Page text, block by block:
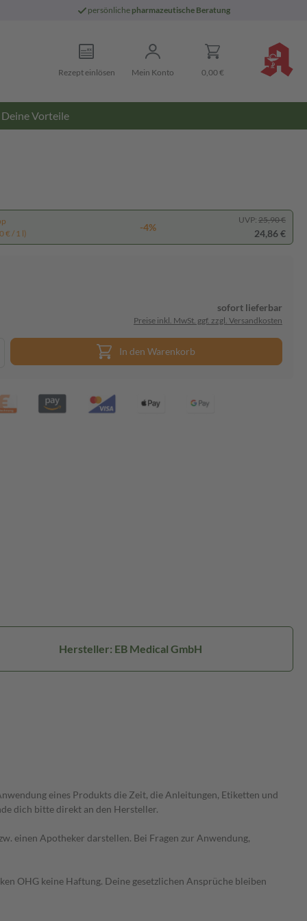
persönliche pharmazeutische Beratung
Rezept einlösen Mein Konto 0,00 €
Deine Vorteile
€ / 1 l)
-4%
UVP: 25,90 €
24,86 €
sofort lieferbar
Preise inkl. MwSt. ggf. zzgl. Versandkosten
In den Warenkorb
Hersteller: EB Medical GmbH
eines Produkts die Zeit, die Anleitungen, Etiketten und
dich bitte direkt an den Hersteller.
einen Apotheker darstellen. Bei Fragen zur Anwendung,
OHG keine Haftung. Deine gesetzlichen Ansprüche bleiben